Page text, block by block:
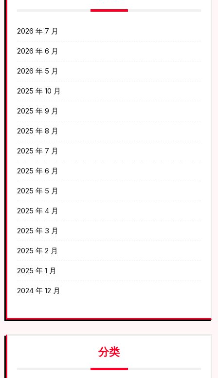
2026 年 7 月
2026 年 6 月
2026 年 5 月
2025 年 10 月
2025 年 9 月
2025 年 8 月
2025 年 7 月
2025 年 6 月
2025 年 5 月
2025 年 4 月
2025 年 3 月
2025 年 2 月
2025 年 1 月
2024 年 12 月
分类